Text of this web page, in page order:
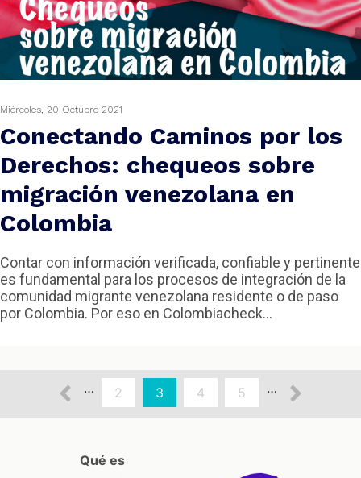
Miércoles, 20 Octubre 2021
Conectando Caminos por los
Derechos: chequeos sobre
migración venezolana en
Colombia
Contar con información verificada, confiable y pertinente
es fundamental para los procesos de integración de la
comunidad migrante venezolana residente o de paso
por Colombia. Por eso en Colombiacheck...
Página
… Page
2
Página
actual
3 Page
4 Page
5 …
Qué es